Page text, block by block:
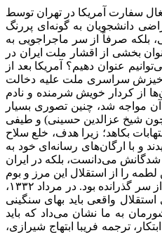
سفارت آمریکا در تهران توسط
دانشجویان به گونه‌ای پررنگ
بلکه صرفاً از سر ماجراجویی به
بخشی از اقشار ملت ایران در
غیرقانونی خوانده شود، قانون‌شکنی‌های واشنگتن به عنوان یک دولت، به‌ویژه بعد از کودتای ۲۸ مرداد ۱۳۳۲، را چه می‌توانیم عنوان دهیم؟ آمریکا بعد از
خیزش سراسری ملت علیه دخالت
از کردار خویش شرمنده و نادم
از روابط بین دو کشور با به رسمیت شناخته شدن استقلال ایران شکل گیرد، امّا به گواه واقعیت‌هایی که این ملت به پا خاسته از روز ۲۳ بهمن ۱۳۵۷ با آن مواجه شد، چنین تصوری بسیار
شیخ عزالدین حسینی) و طیفی
بکاهد؛ زیرا هدف، خلع سلاح
و با ارگان‌های رسانه‌ای خود به
می‌دانست، بلکه در ایران
را از استقلال این مرز و بوم
می‌دید به وادی ناآرامی و آشوب کشانده شدند. معصومه ابتکار – یکی از دانشجویان فعال در تسخیر سفارت آمریکا- در این زمینه می‌نویسد: «ایران پیش از آن، دوران تلخی را از سر گذرانده بود. در مرداد ۱۳۳۲،
واقعی باید بهای سنگینی
به ما نشان می‌داد که باید
ترجمه فریبا ابتهاج شیرازی،